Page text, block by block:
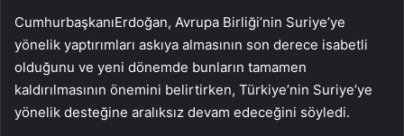
CumhurbaşkanıErdoğan, Avrupa Birliği’nin Suriye’ye
yönelik yaptırımları askıya almasının son derece isabetli
olduğunu ve yeni dönemde bunların tamamen
kaldırılmasının önemini belirtirken, Türkiye’nin Suriye’ye
yönelik desteğine aralıksız devam edeceğini söyledi.